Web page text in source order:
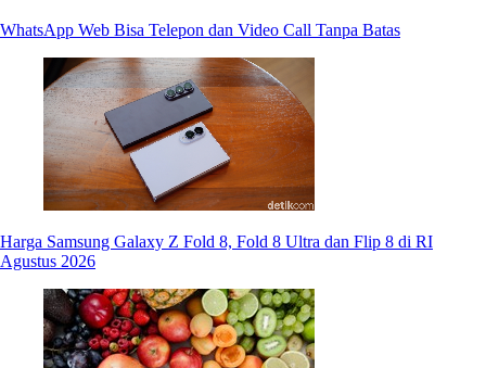
WhatsApp Web Bisa Telepon dan Video Call Tanpa Batas
Harga Samsung Galaxy Z Fold 8, Fold 8 Ultra dan Flip 8 di RI
Agustus 2026